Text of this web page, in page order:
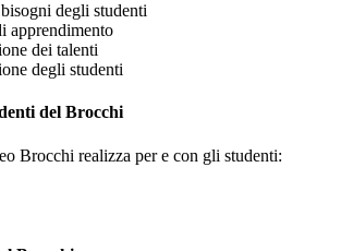
degli studenti
apprendimento
dei talenti
degli studenti
del Brocchi
Brocchi realizza per e con gli studenti: